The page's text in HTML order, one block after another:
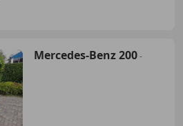
Mercedes-Benz 200-